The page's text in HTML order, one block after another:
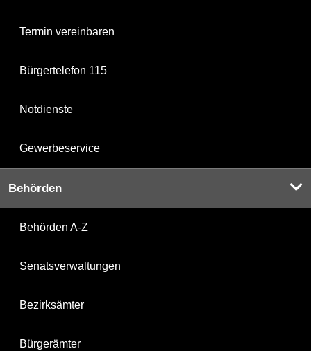
Termin vereinbaren
Bürgertelefon 115
Notdienste
Gewerbeservice
Behörden
Behörden A-Z
Senatsverwaltungen
Bezirksämter
Bürgerämter